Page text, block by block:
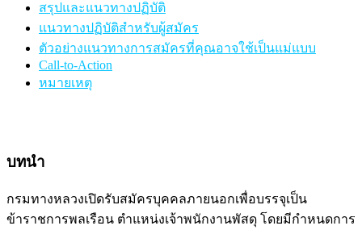
สรุปและแนวทางปฏิบัติ
แนวทางปฏิบัติสำหรับผู้สมัคร
ตัวอย่างแนวทางการสมัครที่คุณอาจใช้เป็นแม่แบบ
Call-to-Action
หมายเหตุ
บทนำ
กรมทางหลวงเปิดรับสมัครบุคคลภายนอกเพื่อบรรจุเป็น
ข้าราชการพลเรือน ตำแหน่งเจ้าพนักงานพัสดุ โดยมีกำหนดการ